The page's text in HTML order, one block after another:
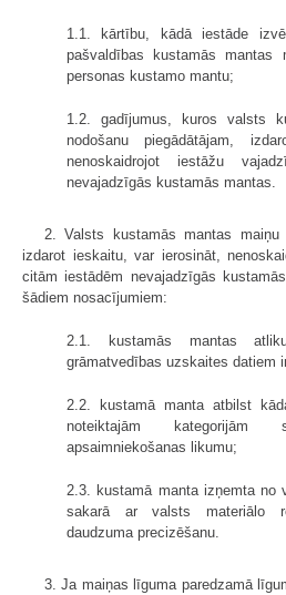
1.1. kārtību, kādā iestāde
pašvaldības kustamās mantas
personas kustamo mantu;
1.2. gadījumus, kuros valsts
nodošanu piegādātājam,
nenoskaidrojot iestāžu
nevajadzīgās kustamās mantas.
2. Valsts kustamās mantas maiņu
izdarot ieskaitu, var ierosināt,
citām iestādēm nevajadzīgās
šādiem nosacījumiem:
2.1. kustamās mantas
grāmatvedības uzskaites datiem
2.2. kustamā manta atbilst
noteiktajām
apsaimniekošanas likumu;
2.3. kustamā manta izņemta no
sakarā ar valsts materiālo
daudzuma precizēšanu.
3. Ja maiņas līguma paredzamā